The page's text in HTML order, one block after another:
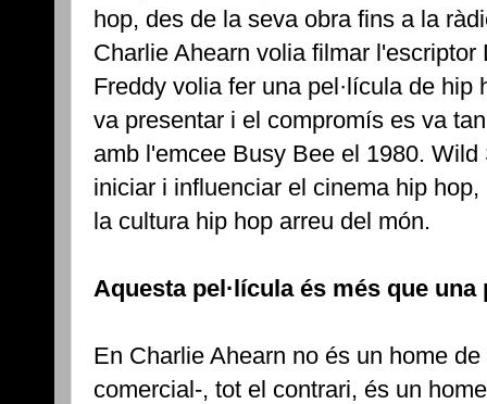
hop, des de la seva obra fins a la
Charlie Ahearn volia filmar
Freddy volia fer una pel·lícula de
va presentar i el compromís es va
amb l'emcee Busy Bee el 1980.
iniciar i influenciar el cinema hip
la cultura hip hop arreu del món.
Aquesta pel·lícula és més que una
En Charlie Ahearn no és un home
comercial-, tot el contrari, és un